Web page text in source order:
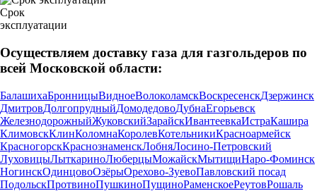
Срок
эксплуатации
Осуществляем доставку газа для газгольдеров по
всей Московской области:
БалашихаБронницыВидноеВолоколамскВоскресенскДзержинск
ДмитровДолгопрудныйДомодедовоДубнаЕгорьевск
ЖелезнодорожныйЖуковскийЗарайскИвантеевкаИстраКашира
КлимовскКлинКоломнаКоролевКотельникиКрасноармейск
КрасногорскКраснознаменскЛобняЛосино-Петровский
ЛуховицыЛыткариноЛюберцыМожайскМытищиНаро-Фоминск
НогинскОдинцовоОзёрыОрехово-ЗуевоПавловский посад
ПодольскПротвиноПушкиноПущиноРаменскоеРеутовРошаль